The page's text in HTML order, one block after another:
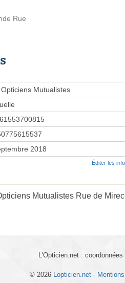
Rue
Mutualistes
2018
Éditer les
Mutualistes Rue de
L'Opticien.net :
© 2026 Lopticien.net -